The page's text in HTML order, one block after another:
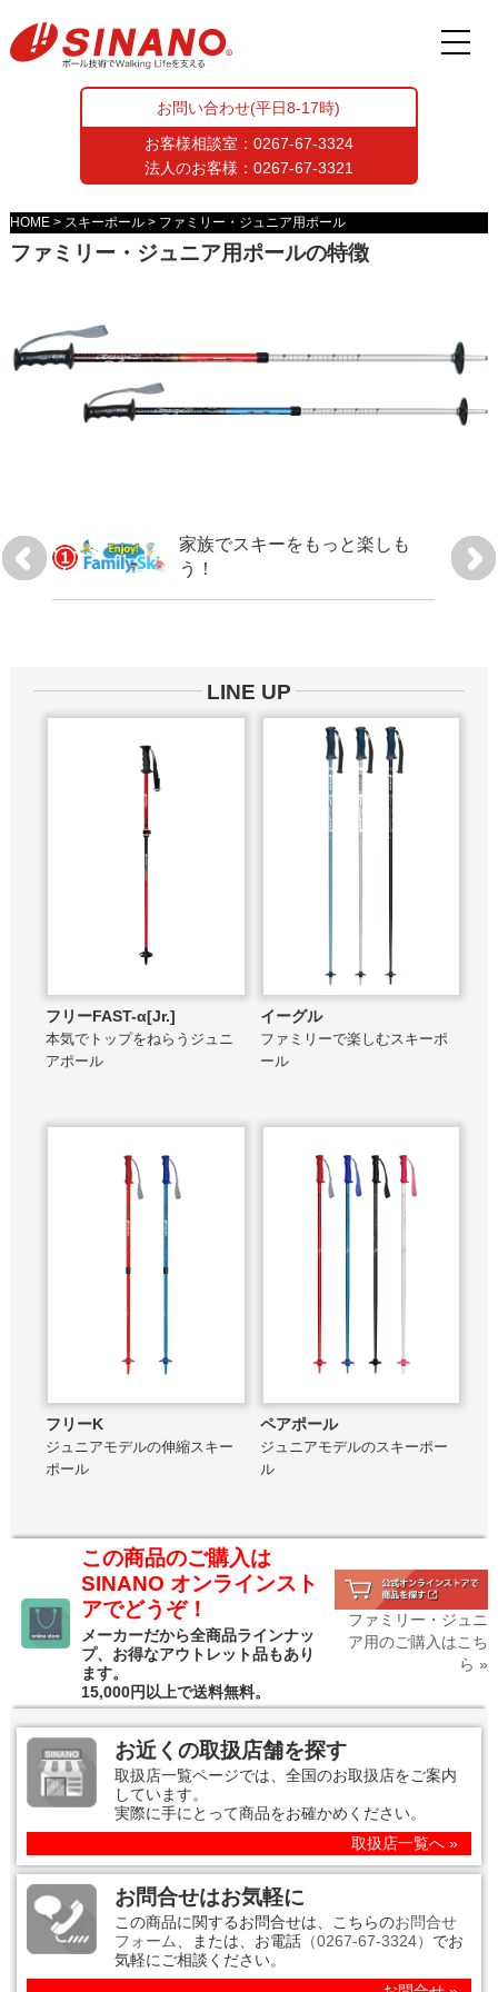
お問い合わせ(平日8-17時)
お客様相談室： 0267-67-3324
法人のお客様： 0267-67-3321
HOME スキーポール ファミリー・ジュニア用ポール
ファミリー・ジュニア用ポールの特徴
使い
家族でスキーをもっと楽しも
う！
LINE UP
フリーFAST-α[Jr.]
本気でトップをねらうジュニ
アポール
イーグル
ファミリーで楽しむスキーポ
ール
フリーK
ジュニアモデルの伸縮スキー
ポール
ペアポール
ジュニアモデルのスキーポー
ル
この商品のご購入は
SINANO オンラインスト
アでどうぞ！
メーカーだから全商品ラインナッ
プ、お得なアウトレット品もあり
ます。
15,000円以上で送料無料。
ファミリー・ジュニ
ア用のご購入はこち
ら »
お近くの取扱店舗を探す
取扱店一覧ページでは、全国のお取扱店をご案内
しています。
実際に手にとって商品をお確かめください。
取扱店一覧へ »
お問合せはお気軽に
この商品に関するお問合せは、こちらのお問合せ
フォーム、または、お電話（0267-67-3324） でお
気軽にご相談ください。